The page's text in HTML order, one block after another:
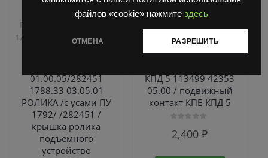
файлов «cookie» нажмите здесь
ОТМЕНА РАЗРЕШИТЬ
Запчасти Балканкар,
Погрузчик ДВ 1792, 1788,
1794, 1784, 1786,Погрузчик
01.00.05/282451
1788.33 03.05.01
РОЛИКА /с усами ПУ
1792/ /282451 /
крышка ролика
подъемного
устройство
Запчасти Балканкар
ЕП 011 / ЕС 301,Погрузчик
КПД 5 113499 42353
05.00 / подвижный
контакт КПЕ-КПД 5
0
из
2,400₽